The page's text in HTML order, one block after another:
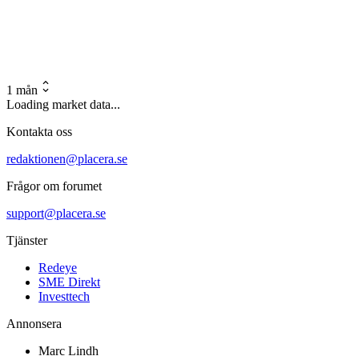
1 mån
Loading market data...
Kontakta oss
redaktionen@placera.se
Frågor om forumet
support@placera.se
Tjänster
Redeye
SME Direkt
Investtech
Annonsera
Marc Lindh